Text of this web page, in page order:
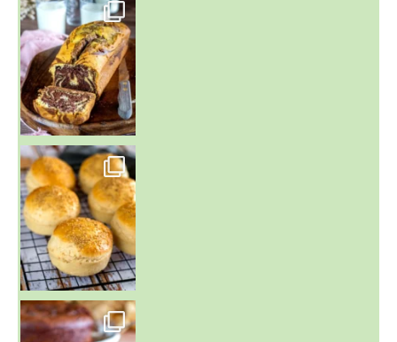
~ BUNS MAISON ~
Un peu de boulange par ici au
~ GÂTEAU FONDANT CHOCO NOISETTE ~
C'est lundi